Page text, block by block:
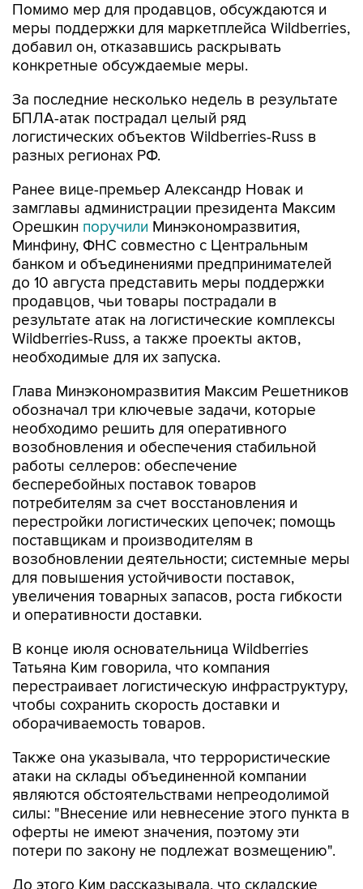
Помимо мер для продавцов, обсуждаются и
меры поддержки для маркетплейса Wildberries,
добавил он, отказавшись раскрывать
конкретные обсуждаемые меры.
За последние несколько недель в результате
БПЛА-атак пострадал целый ряд
логистических объектов Wildberries-Russ в
разных регионах РФ.
Ранее вице-премьер Александр Новак и
замглавы администрации президента Максим
Орешкин поручили Минэкономразвития,
Минфину, ФНС совместно с Центральным
банком и объединениями предпринимателей
до 10 августа представить меры поддержки
продавцов, чьи товары пострадали в
результате атак на логистические комплексы
Wildberries-Russ, а также проекты актов,
необходимые для их запуска.
Глава Минэкономразвития Максим Решетников
обозначал три ключевые задачи, которые
необходимо решить для оперативного
возобновления и обеспечения стабильной
работы селлеров: обеспечение
бесперебойных поставок товаров
потребителям за счет восстановления и
перестройки логистических цепочек; помощь
поставщикам и производителям в
возобновлении деятельности; системные меры
для повышения устойчивости поставок,
увеличения товарных запасов, роста гибкости
и оперативности доставки.
В конце июля основательница Wildberries
Татьяна Ким говорила, что компания
перестраивает логистическую инфраструктуру,
чтобы сохранить скорость доставки и
оборачиваемость товаров.
Также она указывала, что террористические
атаки на склады объединенной компании
являются обстоятельствами непреодолимой
силы: "Внесение или невнесение этого пункта в
оферты не имеют значения, поэтому эти
потери по закону не подлежат возмещению".